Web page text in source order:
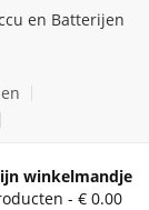
en Batterijen
winkelmandje
- € 0.00